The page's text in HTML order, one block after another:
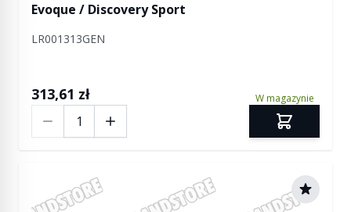
Evoque / Discovery Sport
LR001313GEN
313,61 zł W magazynie